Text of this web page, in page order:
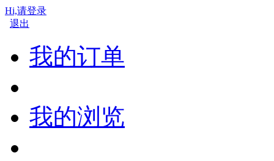
Hi,请登录
退出
我的订单
我的浏览